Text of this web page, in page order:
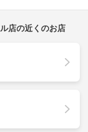
店の近くのお店